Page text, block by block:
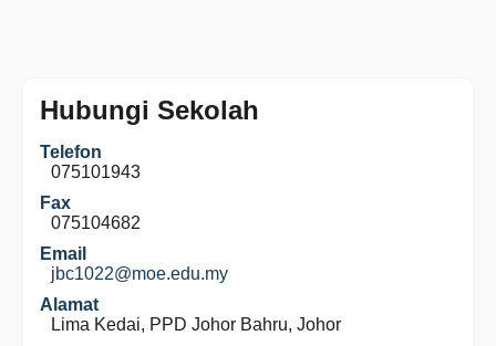
Hubungi Sekolah
Telefon
075101943
Fax
075104682
Email
jbc1022@moe.edu.my
Alamat
Lima Kedai, PPD Johor Bahru, Johor